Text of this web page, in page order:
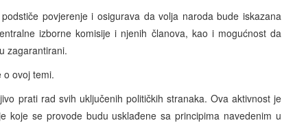
povjerenje i osigurava da volja naroda bude iskazana
izborne komisije i njenih članova, kao i mogućnost da
zagarantirani.
o ovoj temi.
prati rad svih uključenih političkih stranaka. Ova aktivnost je
koje se provode budu usklađene sa principima navedenim u